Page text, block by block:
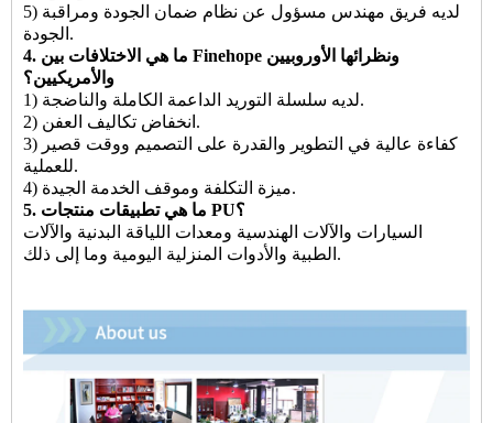
5) لديه فريق مهندس مسؤول عن نظام ضمان الجودة ومراقبة
الجودة.
4. ما هي الاختلافات بين Finehope ونظرائها الأوروبيين
والأمريكيين؟
1) لديه سلسلة التوريد الداعمة الكاملة والناضجة.
2) انخفاض تكاليف العفن.
3) كفاءة عالية في التطوير والقدرة على التصميم ووقت قصير
للعملية.
4) ميزة التكلفة وموقف الخدمة الجيدة.
5. ما هي تطبيقات منتجات PU؟
السيارات والآلات الهندسية ومعدات اللياقة البدنية والآلات
الطبية والأدوات المنزلية اليومية وما إلى ذلك.